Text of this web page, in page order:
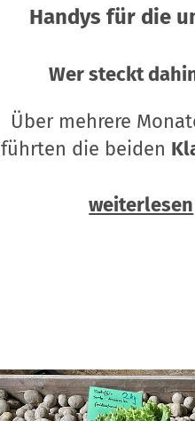
Handys für die
Wer steckt
Über mehrere
führten die beiden
weiterlesen